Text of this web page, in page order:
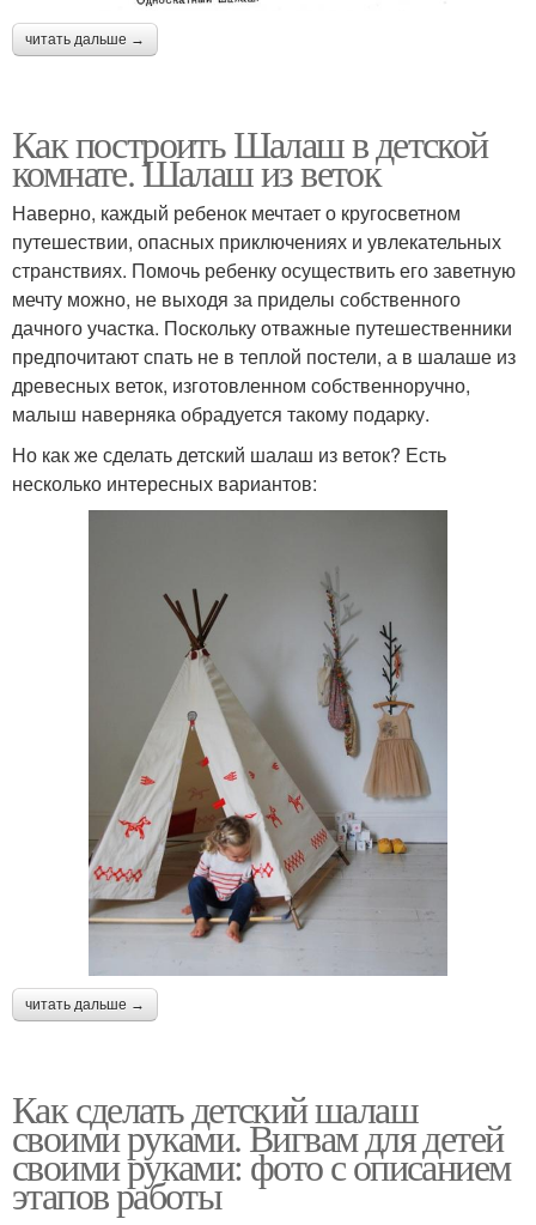
читать дальше →
Как построить Шалаш в детской
комнате. Шалаш из веток
Наверно, каждый ребенок мечтает о кругосветном
путешествии, опасных приключениях и увлекательных
странствиях. Помочь ребенку осуществить его заветную
мечту можно, не выходя за приделы собственного
дачного участка. Поскольку отважные путешественники
предпочитают спать не в теплой постели, а в шалаше из
древесных веток, изготовленном собственноручно,
малыш наверняка обрадуется такому подарку.
Но как же сделать детский шалаш из веток? Есть
несколько интересных вариантов:
читать дальше →
Как сделать детский шалаш
своими руками. Вигвам для детей
своими руками: фото с описанием
этапов работы